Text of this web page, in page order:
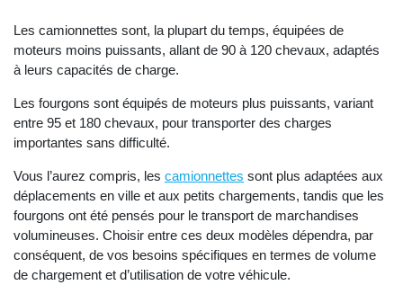
Les camionnettes sont, la plupart du temps, équipées de
moteurs moins puissants, allant de 90 à 120 chevaux, adaptés
à leurs capacités de charge.
Les fourgons sont équipés de moteurs plus puissants, variant
entre 95 et 180 chevaux, pour transporter des charges
importantes sans difficulté.
Vous l’aurez compris, les camionnettes sont plus adaptées aux
déplacements en ville et aux petits chargements, tandis que les
fourgons ont été pensés pour le transport de marchandises
volumineuses. Choisir entre ces deux modèles dépendra, par
conséquent, de vos besoins spécifiques en termes de volume
de chargement et d’utilisation de votre véhicule.